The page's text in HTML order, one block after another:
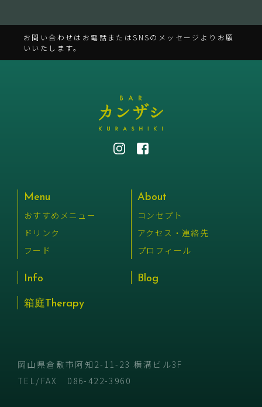
お問い合わせはお電話またはSNSのメッセージよりお願
いいたします。
Menu
おすすめメニュー
ドリンク
フード
About
コンセプト
アクセス・連絡先
プロフィール
Info Blog
箱庭Therapy
岡山県倉敷市阿知2-11-23 横溝ビル3F
TEL/FAX 086-422-3960